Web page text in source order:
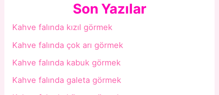
Son Yazılar
Kahve falında kızıl görmek
Kahve falında çok arı görmek
Kahve falında kabuk görmek
Kahve falında galeta görmek